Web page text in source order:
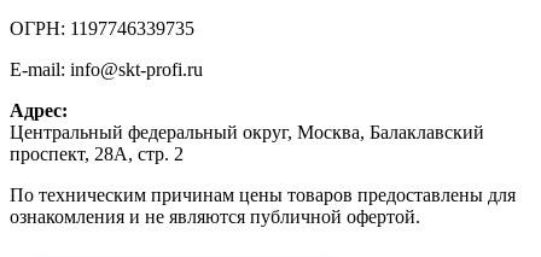
ОГРН: 1197746339735
E-mail: info@skt-profi.ru
Адрес:
Центральный федеральный округ, Москва, Балаклавский
проспект, 28А, стр. 2
По техническим причинам цены товаров предоставлены для
ознакомления и не являются публичной офертой.